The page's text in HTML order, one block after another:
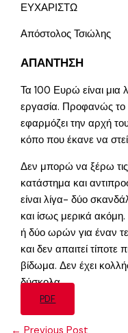
ΕΥΧΑΡΙΣΤΩ
Απόστολος Τσιώλης
ΑΠΑΝΤΗΣΗ
Τα 100 Ευρώ είναι μια
εργασία. Προφανώς
εφαρμόζει την αρχή
κόπο που έκανε να
Δεν μπορώ να ξέρω τις
κατάστημα και
είναι λίγα- δύο
και ίσως μερικά ακόμη.
ή δύο ωρών για έναν
και δεν απαιτεί
βίδωμα. Δεν έχει
δύσκολα.
PDF